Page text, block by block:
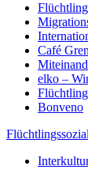
Café
elko –
Bonveno